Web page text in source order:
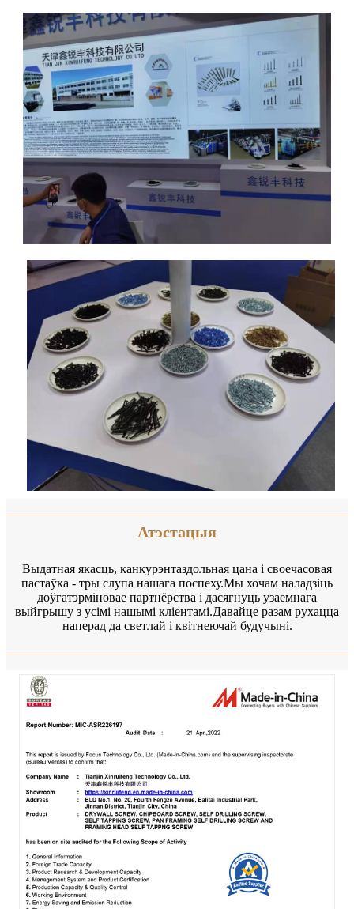
Атэстацыя
Выдатная якасць, канкурэнтаздольная цана і своечасовая
пастаўка - тры слупа нашага поспеху.Мы хочам наладзіць
доўгатэрміновае партнёрства і дасягнуць узаемнага
выйгрышу з усімі нашымі кліентамі.Давайце разам рухацца
наперад да светлай і квітнеючай будучыні.